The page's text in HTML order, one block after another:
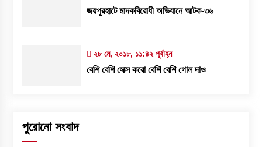
জয়পুরহাটে মাদকবিরোধী অভিযানে আটক-৩৬
২৮ মে, ২০১৮, ১১:৪২ পূর্বাহ্ন
বেশি বেশি সেক্স করো বেশি বেশি গোল দাও
পুরোনো সংবাদ